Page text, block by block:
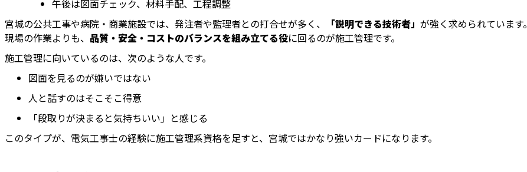
午後は図面チェック、材料手配、工程調整
宮城の公共工事や病院・商業施設では、発注者や監理者との打合せが多く、
「説明できる技術者」 が強く求められています。
現場の作業よりも、 品質・安全・コストのバランスを組み立てる役に回るのが施工管理です。
施工管理に向いているのは、次のような人です。
図面を見るのが嫌いではない
人と話すのはそこそこ得意
「段取りが決まると気持ちいい」と感じる
このタイプが、電気工事士の経験に施工管理系資格を足すと、宮城ではかなり強いカードになります。